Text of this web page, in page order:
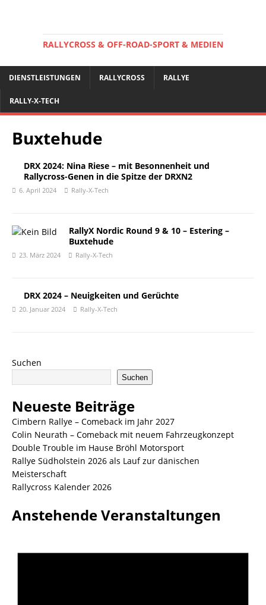
RALLYCROSS & OFF-ROAD-SPORT & MEDIEN
DIENSTLEISTUNGEN RALLYCROSS RALLYE
RALLY-X-TECH
Buxtehude
DRX 2024: Nina Riese – mit Besonnenheit und
Rallycross-Genen in die Spitze der DRXN2
6. April 2024 Rally-X-Tech
RallyX Nordic Round 9 & 10 – Estering –
Buxtehude
23. März 2024 Rally-X-Tech
DRX 2024 – Neuigkeiten und Gerüchte
20. Januar 2024 Rally-X-Tech
Suchen
Suchen
Neueste Beiträge
Cimbern Rallye – Comeback im Jahr 2027
Colin Neurath – Comeback mit neuem Fahrzeugkonzept
Double Trouble im Hause Bröhl Motorsport
Rallye Südholstein 2026 als Lauf zur dänischen
Meisterschaft
Rallycross Kalender 2026
Anstehende Veranstaltungen